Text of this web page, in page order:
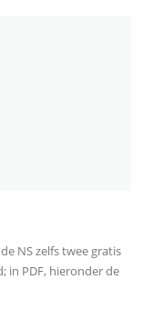
NS zelfs twee gratis
in PDF, hieronder de